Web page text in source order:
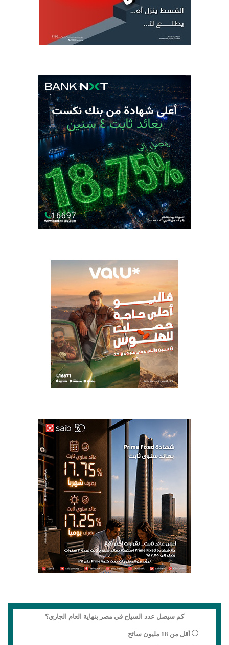
كم سيصل عدد السياح في مصر بنهاية العام الجاري؟
أقل من 18 مليون سائح